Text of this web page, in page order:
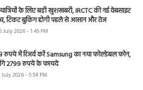
के लिए बड़ी खुशखबरी, IRCTC की नई वेबसाइट
टिकट बुकिंग होगी पहले से आसान और तेज
July 2026 - 1:45 PM
रुपये में रिजर्व करें Samsung का नया फोल्डेबल फोन,
2799 रुपये के फायदे
2026 - 5:54 PM